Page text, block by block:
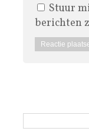
Stuur
berichten